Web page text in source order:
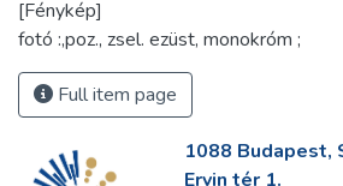
[Fénykép]
fotó :,poz., zsel. ezüst, monokróm ;
Full item page
1088 Budapest,
Ervin tér 1.